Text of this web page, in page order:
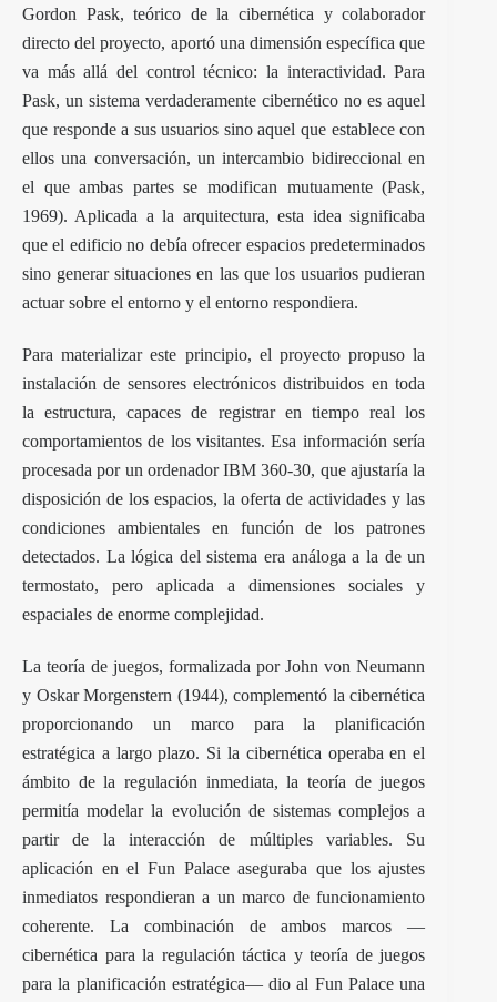
Gordon Pask, teórico de la cibernética y colaborador
directo del proyecto, aportó una dimensión específica que
va más allá del control técnico: la interactividad. Para
Pask, un sistema verdaderamente cibernético no es aquel
que responde a sus usuarios sino aquel que establece con
ellos una conversación, un intercambio bidireccional en
el que ambas partes se modifican mutuamente (Pask,
1969). Aplicada a la arquitectura, esta idea significaba
que el edificio no debía ofrecer espacios predeterminados
sino generar situaciones en las que los usuarios pudieran
actuar sobre el entorno y el entorno respondiera.
Para materializar este principio, el proyecto propuso la
instalación de sensores electrónicos distribuidos en toda
la estructura, capaces de registrar en tiempo real los
comportamientos de los visitantes. Esa información sería
procesada por un ordenador IBM 360-30, que ajustaría la
disposición de los espacios, la oferta de actividades y las
condiciones ambientales en función de los patrones
detectados. La lógica del sistema era análoga a la de un
termostato, pero aplicada a dimensiones sociales y
espaciales de enorme complejidad.
La teoría de juegos, formalizada por John von Neumann
y Oskar Morgenstern (1944), complementó la cibernética
proporcionando un marco para la planificación
estratégica a largo plazo. Si la cibernética operaba en el
ámbito de la regulación inmediata, la teoría de juegos
permitía modelar la evolución de sistemas complejos a
partir de la interacción de múltiples variables. Su
aplicación en el Fun Palace aseguraba que los ajustes
inmediatos respondieran a un marco de funcionamiento
coherente. La combinación de ambos marcos —
cibernética para la regulación táctica y teoría de juegos
para la planificación estratégica— dio al Fun Palace una